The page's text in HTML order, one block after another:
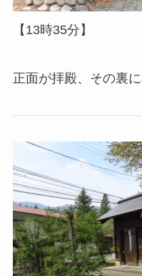
【13時35分】
正面が拝殿、その裏に